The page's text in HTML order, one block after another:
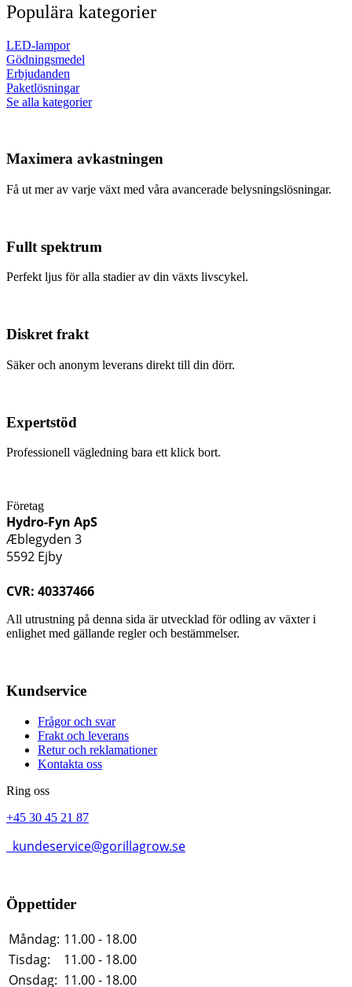
Populära kategorier
LED-lampor
Gödningsmedel
Erbjudanden
Paketlösningar
Se alla kategorier
Maximera avkastningen
Få ut mer av varje växt med våra avancerade belysningslösningar.
Fullt spektrum
Perfekt ljus för alla stadier av din växts livscykel.
Diskret frakt
Säker och anonym leverans direkt till din dörr.
Expertstöd
Professionell vägledning bara ett klick bort.
Företag
Hydro-Fyn ApS
Æblegyden 3
5592 Ejby
CVR: 40337466
All utrustning på denna sida är utvecklad för odling av växter i
enlighet med gällande regler och bestämmelser.
Kundservice
Frågor och svar
Frakt och leverans
Retur och reklamationer
Kontakta oss
Ring oss
+45 30 45 21 87
kundeservice@gorillagrow.se
Öppettider
Måndag: 11.00 - 18.00
Tisdag:
11.00 - 18.00
Onsdag: 11.00 - 18.00